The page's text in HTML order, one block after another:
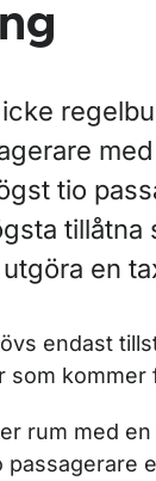
icke
tio
tillåtna
en
endast
som
rum med